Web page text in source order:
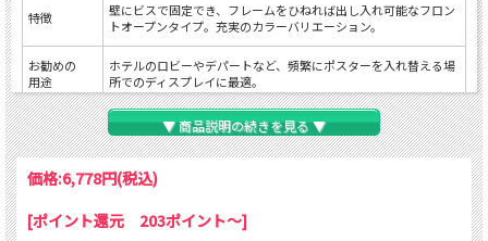
特徴
壁にビスで固定でき、フレームをひねれば出し入れ可能なフロン
トオープンタイプ。充実のカラーバリエーション。
お勧めの
用途
ホテルのロビーやデパートなど、頻繁にポスターを入れ替える場
所でのディスプレイに最適。
作品の出し
入れ
フレームを外側にひねり、簡単に出し入れできます。壁に固定す
れば、フレームを外さずに入れ替え可能。
オススメ
木ネジ等による壁への固定（ビスは付属しません。）、ヒモ吊る
し（付属）、またはイーゼルなどに立て掛け。縦・横どちらでも
▼ 商品説明の続きを見る ▼
価格:6,778円(税込)
[ポイント還元 203ポイント～]